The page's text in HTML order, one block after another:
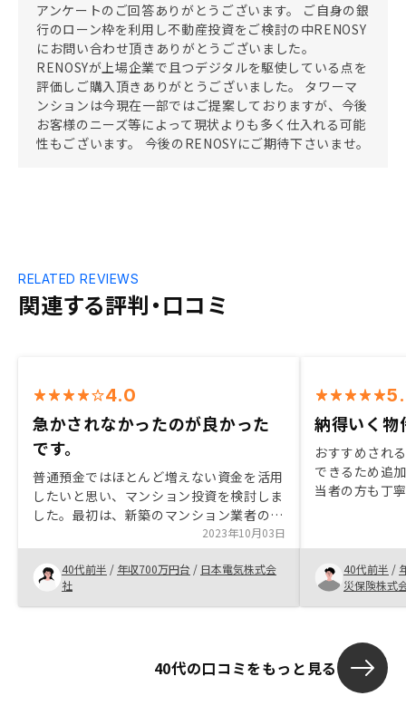
アンケートのご回答ありがとうございます。 ご自身の銀
行のローン枠を利用し不動産投資をご検討の中RENOSY
にお問い合わせ頂きありがとうございました。
RENOSYが上場企業で且つデジタルを駆使している点を
評価しご購入頂きありがとうございました。 タワーマ
ンションは今現在一部ではご提案しておりますが、今後
お客様のニーズ等によって現状よりも多く仕入れる可能
性もございます。 今後のRENOSYにご期待下さいませ。
関連する評判・口コミ
RELATED REVIEWS
4.0
急かされなかったのが良かった
です。
普通預金ではほとんど増えない資金を活用
したいと思い、マンション投資を検討しま
した。最初は、新築のマンション業者のお
話を聞いていましたが、いろいろ情報収集
をするうちに、状態の良い中古を望むよう
になりました。 Renosyは、中古マンショ
ンの売り上げナンバーワンと言うことで、
良い物件が集まっていると思いました。ま
事は一切ありませんでした。
2023年10月03日
40代前半 / 年収700万円台 / 日本電気株式会
社
納得いく物
おすすめされ
できるため追
当者の方も丁
にオススメで
40代前半 /
災保険株式
40代の口コミをもっと見る